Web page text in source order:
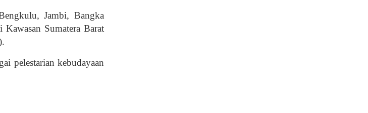
Jambi, Bangka
Sumatera Barat
pelestarian kebudayaan